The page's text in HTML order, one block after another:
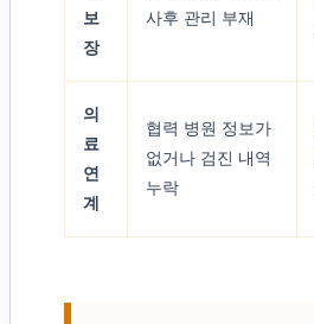
보
장
사후 관리 부재
의
료
연
계
협력 병원 정보가
없거나 검진 내역
누락